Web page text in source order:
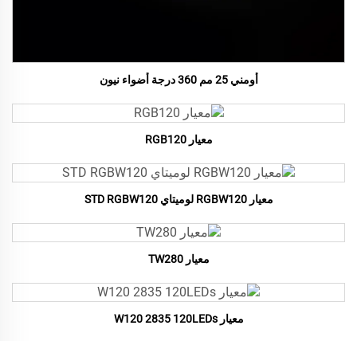
أومني 25 مم 360 درجة أضواء نيون
معيار RGB120
معيار RGBW120 لوميتاي STD RGBW120
معيار TW280
معيار W120 2835 120LEDs